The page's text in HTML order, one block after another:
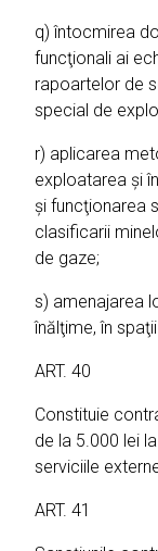
q) întocmirea
funcţionali ai
rapoartelor de
special de
r) aplicarea
exploatarea şi
şi funcţionarea
clasificarii
de gaze;
s) amenajarea
înălţime, în
ART. 40
Constituie
de la 5.000 lei
serviciile
ART. 41